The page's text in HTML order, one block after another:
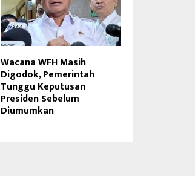
Wacana WFH Masih
Digodok, Pemerintah
Tunggu Keputusan
Presiden Sebelum
Diumumkan